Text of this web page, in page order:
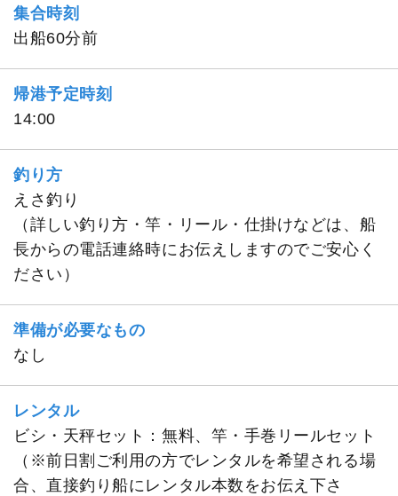
集合時刻
出船60分前
帰港予定時刻
14:00
釣り方
えさ釣り
（詳しい釣り方・竿・リール・仕掛けなどは、船
長からの電話連絡時にお伝えしますのでご安心く
ださい）
準備が必要なもの
なし
レンタル
ビシ・天秤セット：無料、竿・手巻リールセット
（※前日割ご利用の方でレンタルを希望される場
合、直接釣り船にレンタル本数をお伝え下さ